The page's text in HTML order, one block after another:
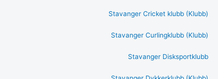
Stavanger Cricket klubb (Klubb)
Stavanger Curlingklubb (Klubb)
Stavanger Disksportklubb